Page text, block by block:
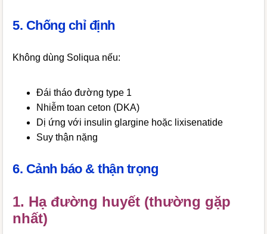
5. Chống chỉ định
Không dùng Soliqua nếu:
Đái tháo đường type 1
Nhiễm toan ceton (DKA)
Dị ứng với insulin glargine hoặc lixisenatide
Suy thận nặng
6. Cảnh báo & thận trọng
1. Hạ đường huyết (thường gặp
nhất)